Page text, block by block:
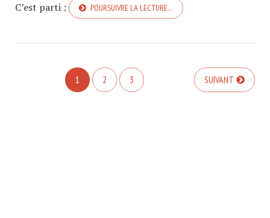
C’est parti : POURSUIVRE LA LECTURE…
1 2 3 SUIVANT